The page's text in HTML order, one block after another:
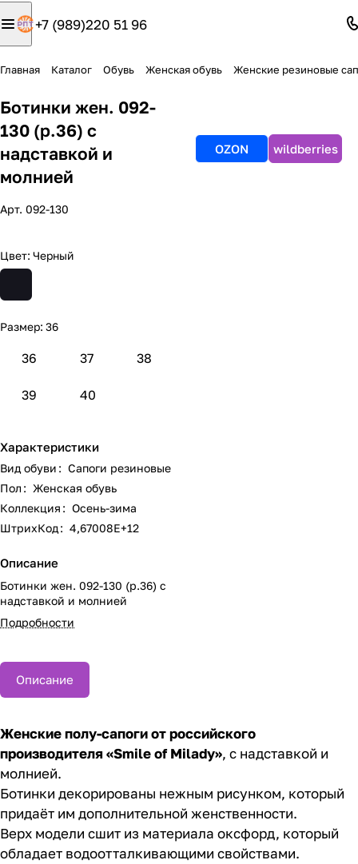
+7 (989)220 51 96
Главная Каталог Обувь Женская обувь Женские резиновые
Ботинки жен. 092-
130 (р.36) с
надставкой и
молнией
Арт. 092-130
Цвет: Черный
Размер: 36
36 37 38
39 40
Характеристики
Вид обуви : Сапоги резиновые
Пол : Женская обувь
Коллекция : Осень-зима
ШтрихКод: 4,67008E+12
Описание
Ботинки жен. 092-130 (р.36) с
надставкой и молнией
Подробности
OZON wildberries
Описание
Женские полу-сапогиот российского
производителя «Smile of Milady», с надставкой и
молнией.
Ботинки декорированы нежным рисунком, который
придаёт им дополнительной женственности.
Верх модели сшит из материала оксфорд, который
обладает водоотталкивающими свойствами.